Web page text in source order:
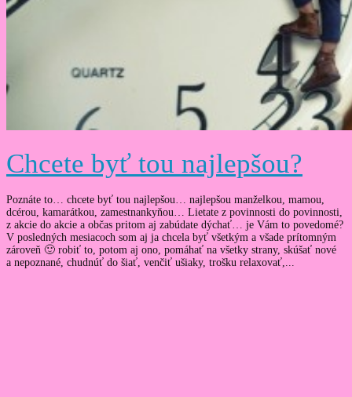
Chcete byť tou najlepšou?
Poznáte to… chcete byť tou najlepšou… najlepšou manželkou, mamou,
dcérou, kamarátkou, zamestnankyňou… Lietate z povinnosti do povinnosti,
z akcie do akcie a občas pritom aj zabúdate dýchať… je Vám to povedomé?
V posledných mesiacoch som aj ja chcela byť všetkým a všade prítomným
zároveň 🙂 robiť to, potom aj ono, pomáhať na všetky strany, skúšať nové
a nepoznané, chudnúť do šiať, venčiť ušiaky, trošku relaxovať,...